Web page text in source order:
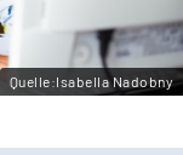
Quelle:Isabella Nadobny